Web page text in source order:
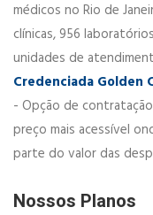
médicos no Rio de
clínicas, 956
unidades de
Credenciada Golden
- Opção de
preço mais acessível
parte do valor das
Nossos Planos